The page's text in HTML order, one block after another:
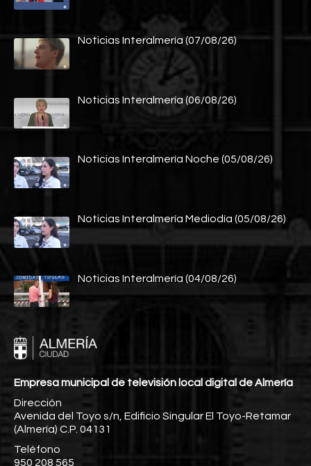
Noticias Interalmería (07/08/26)
Noticias Interalmería (06/08/26)
Noticias Interalmería Noche (05/08/26)
Noticias Interalmería Mediodía (05/08/26)
Noticias Interalmería (04/08/26)
Empresa municipal de televisión local digital de Almería
Dirección
Avenida del Toyo s/n, Edificio Singular El Toyo-Retamar
(Almería) C.P. 04131
Teléfono
950 208 565